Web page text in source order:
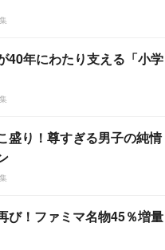
40年にわたり支える「小学
盛り！尊すぎる男子の純情
び！ファミマ名物45％増量